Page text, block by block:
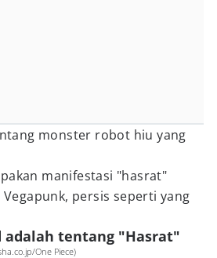
monster robot hiu yang
manifestasi "hasrat"
persis seperti yang
adalah tentang "Hasrat"
One Piece)